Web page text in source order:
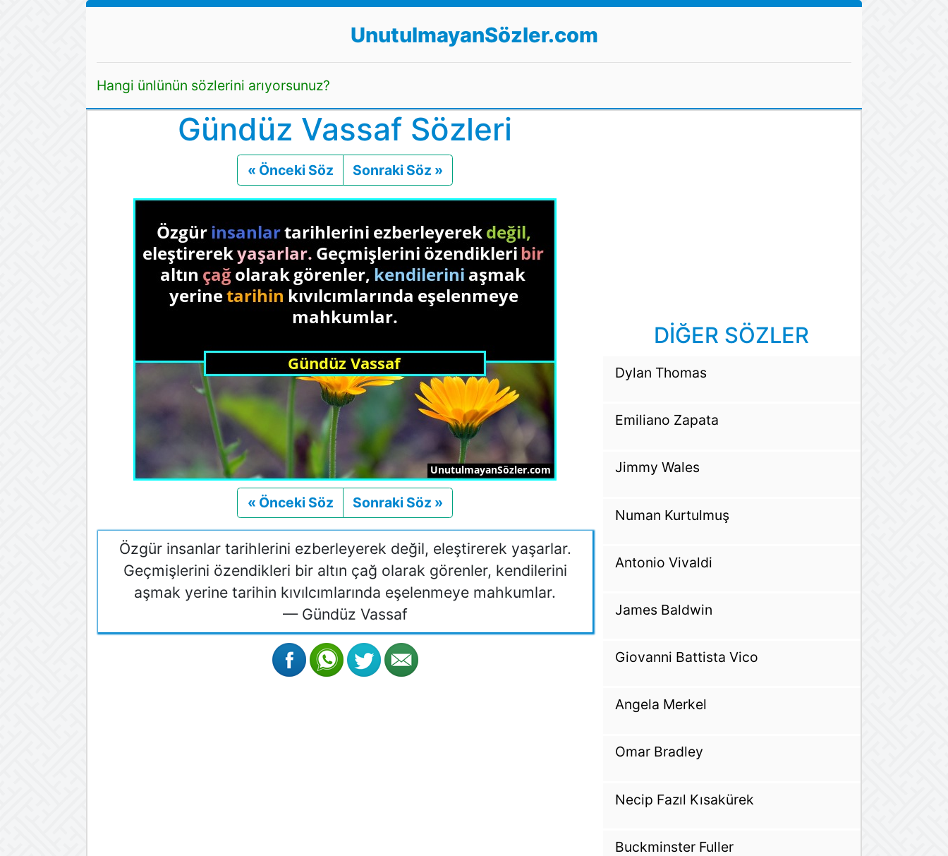
UnutulmayanSözler.com
Hangi ünlünün sözlerini arıyorsunuz?
Gündüz Vassaf Sözleri
« Önceki Söz Önceki
Sonraki Söz »
« Önceki Söz Önceki
Sonraki Söz »
Özgür insanlar tarihlerini ezberleyerek değil, eleştirerek yaşarlar.
Geçmişlerini özendikleri bir altın çağ olarak görenler, kendilerini
aşmak yerine tarihin kıvılcımlarında eşelenmeye mahkumlar.
— Gündüz Vassaf
DİĞER SÖZLER
Dylan Thomas
Emiliano Zapata
Jimmy Wales
Numan Kurtulmuş
Antonio Vivaldi
James Baldwin
Giovanni Battista Vico
Angela Merkel
Omar Bradley
Necip Fazıl Kısakürek
Buckminster Fuller